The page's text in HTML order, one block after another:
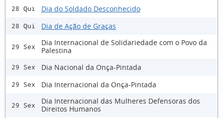
28 Qui Dia do Soldado Desconhecido
28 Qui Dia de Ação de Graças
29 Sex
Dia Internacional de Solidariedade com o Povo da
Palestina
29 Sex Dia Nacional da Onça-Pintada
29 Sex Dia Internacional da Onça-Pintada
29 Sex
Dia Internacional das Mulheres Defensoras dos
Direitos Humanos